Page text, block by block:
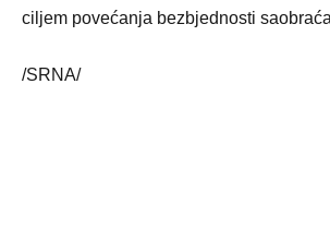
ciljem povećanja bezbjednosti
/SRNA/